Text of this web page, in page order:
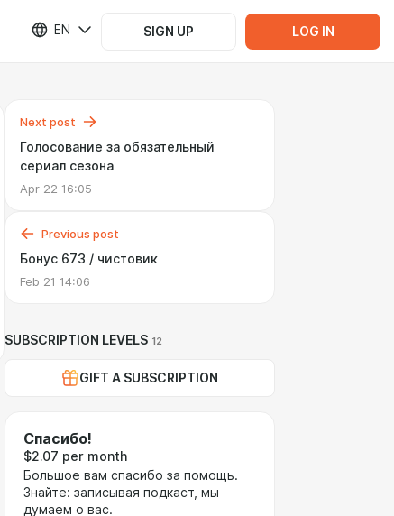
EN SIGN UP LOG IN
Next post
Голосование за обязательный
сериал сезона
Apr 22 16:05
Previous post
Бонус 673 / чистовик
Feb 21 14:06
SUBSCRIPTION LEVELS 12
GIFT A SUBSCRIPTION
Спасибо!
$2.07 per month
Большое вам спасибо за помощь.
Знайте: записывая подкаст, мы
думаем о вас.